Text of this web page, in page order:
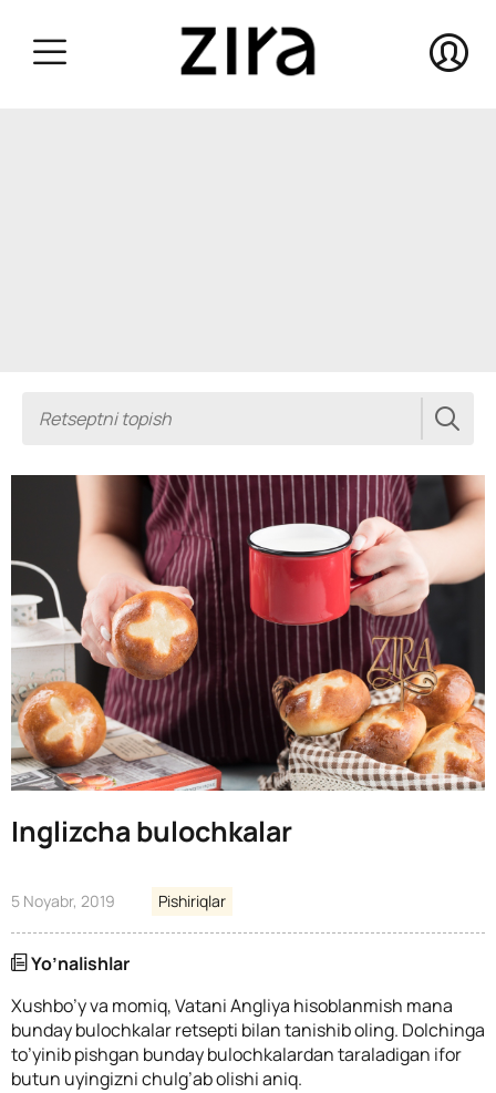
Inglizcha bulochkalar
5 Noyabr, 2019 Pishiriqlar
Yo’nalishlar
Xushbo’y va momiq, Vatani Angliya hisoblanmish mana
bunday bulochkalar retsepti bilan tanishib oling. Dolchinga
to’yinib pishgan bunday bulochkalardan taraladigan ifor
butun uyingizni chulg’ab olishi aniq.